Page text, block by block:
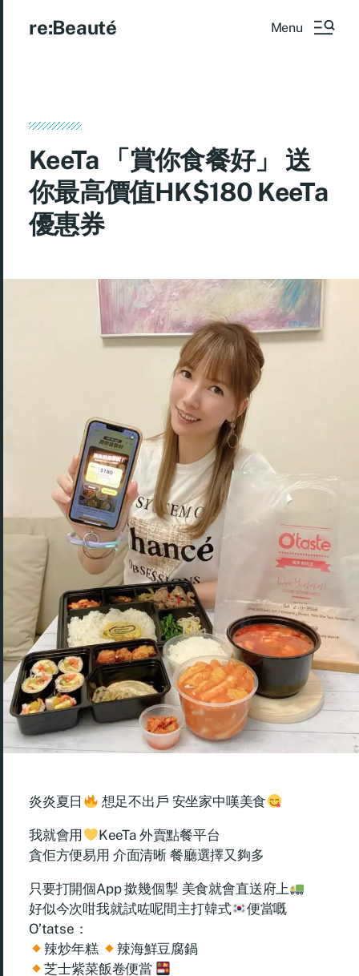
re:Beauté Menu
KeeTa 「賞你食餐好」 送
你最高價值HK$180 KeeTa
優惠券
炎炎夏日 想足不出戶 安坐家中嘆美食
我就會用
KeeTa 外賣點餐平台
貪佢方便易用 介面清晰 餐廳選擇又夠多
只要打開個App 撳幾個掣 美食就會直送府上
好似今次咁我就試咗呢間主打韓式
便當嘅
O’tatse：
辣炒年糕
辣海鮮豆腐鍋
芝士紫菜飯卷便當